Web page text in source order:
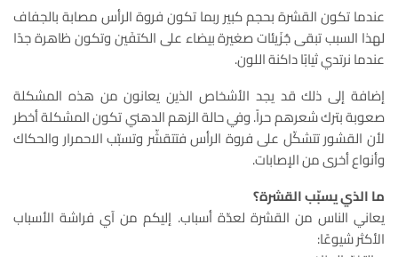
عندما تكون القشرة بحجم كبير ربما تكون فروة الرأس مصابة بالجفاف
لهذا السبب تبقى جُزَيئات صغيرة بيضاء على الكتفَين وتكون ظاهرة جدًا
عندما نرتدي ثيابًا داكنة اللون.
إضافة إلى ذلك قد يجد الأشخاص الذين يعانون من هذه المشكلة
صعوبة بترك شعرهم حراً. وفي حالة الزهم الدهني تكون المشكلة أخطر
لأن القشور تتشكّل على فروة الرأس فتتقشّر وتسبّب الاحمرار والحكاك
وأنواع أخرى من الإصابات.
ما الذي يسبّب القشرة؟
يعاني الناس من القشرة لعدّة أسباب. إليكم من آي فراشة الأسباب
الأكثر شيوعًا: